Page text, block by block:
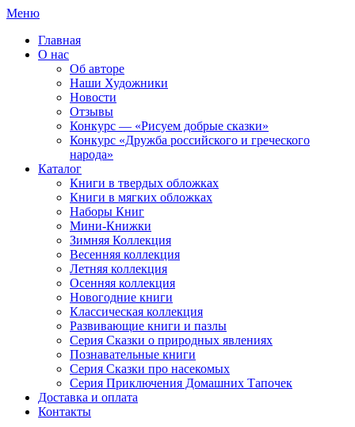
Меню
Главная
О нас
Об авторе
Наши Художники
Новости
Отзывы
Конкурс — «Рисуем добрые сказки»
Конкурс «Дружба российского и греческого
народа»
Каталог
Книги в твердых обложках
Книги в мягких обложках
Наборы Книг
Мини-Книжки
Зимняя Коллекция
Весенняя коллекция
Летняя коллекция
Осенняя коллекция
Новогодние книги
Классическая коллекция
Развивающие книги и пазлы
Серия Сказки о природных явлениях
Познавательные книги
Серия Сказки про насекомых
Серия Приключения Домашних Тапочек
Доставка и оплата
Контакты